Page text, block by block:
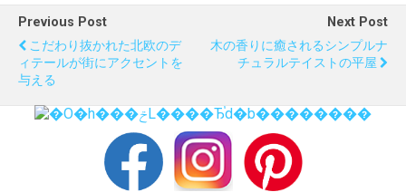
Previous Post
こだわり抜かれた北欧のデ
ィテールが街にアクセントを
与える
Next Post
木の香りに癒されるシンプルナ
チュラルテイストの平屋